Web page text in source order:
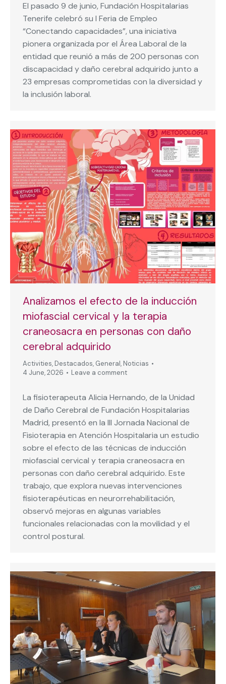
El pasado 9 de junio, Fundación Hospitalarias
Tenerife celebró su I Feria de Empleo
“Conectando capacidades”, una iniciativa
pionera organizada por el Área Laboral de la
entidad que reunió a más de 200 personas con
discapacidad y daño cerebral adquirido junto a
23 empresas comprometidas con la diversidad y
la inclusión laboral.
Analizamos el efecto de la inducción
miofascial cervical y la terapia
craneosacra en personas con daño
cerebral adquirido
Activities, Destacados, General, Noticias
4 June, 2026
Leave a comment
La fisioterapeuta Alicia Hernando, de la Unidad
de Daño Cerebral de Fundación Hospitalarias
Madrid, presentó en la III Jornada Nacional de
Fisioterapia en Atención Hospitalaria un estudio
sobre el efecto de las técnicas de inducción
miofascial cervical y terapia craneosacra en
personas con daño cerebral adquirido. Este
trabajo, que explora nuevas intervenciones
fisioterapéuticas en neurorrehabilitación,
observó mejoras en algunas variables
funcionales relacionadas con la movilidad y el
control postural.